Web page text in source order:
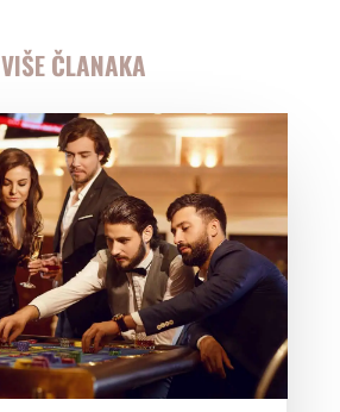
VIŠE ČLANAKA